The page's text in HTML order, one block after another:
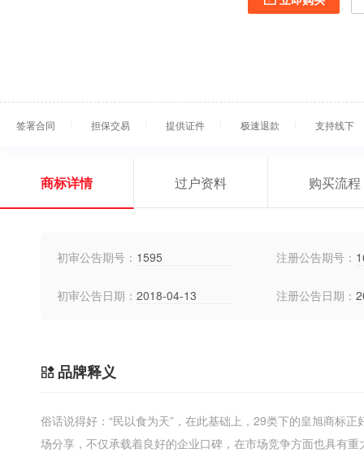
签署合同 担保交易 提供证件 极速退款 支持线下
商标详情 过户资料 购买流程
初审公告期号： 1595 注册公告期号：
初审公告日期： 2018-04-13 注册公告日期：
品牌释义
俗话说得好：“民以食为天”，在此基础上，29类下的皇旭商标
场分享，不仅承载着良好的企业口碑，在市场竞争方面也具有